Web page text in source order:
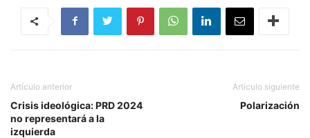
Artículo anterior
Crisis ideológica: PRD 2024
no representará a la
izquierda
Artículo siguiente
Polarización